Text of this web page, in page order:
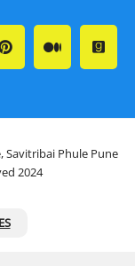
Savitribai Phule Pune
2024